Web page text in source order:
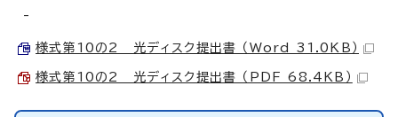
-
様式第10の2 光ディスク提出書 （Word 31.0KB）
様式第10の2 光ディスク提出書 （PDF 68.4KB）